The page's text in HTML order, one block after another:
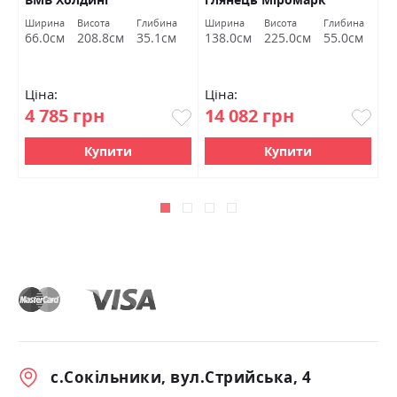
Ширина
66.0см
Висота
208.8см
Глибина
35.1см
Ціна:
4 785 грн
Купити
Ширина
138.0см
Висота
225.0см
Глибина
55.0см
Ціна:
14 082 грн
Купити
с.Сокільники, вул.Стрийська, 4